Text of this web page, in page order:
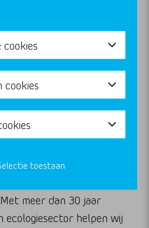
coördineren. Dit
maatschappelijke
helpt met
naar gemeentelijk werk
werkwijze en
meer dan 30 jaar
ecologiesector helpen wij
cookies
toestaan